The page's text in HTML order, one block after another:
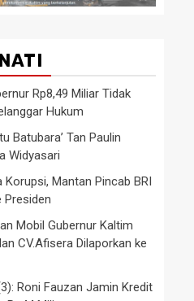
Rp8,49 Miliar Tidak
Hukum
Batubara’ Tan Paulin
Widyasari
Mantan Pincab BRI
Presiden
Mobil Gubernur Kaltim
CV.Afisera Dilaporkan ke
Roni Fauzan Jamin Kredit